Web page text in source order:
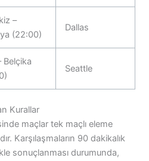
–
(22:00)
Dallas
Belçika
Seattle
Kurallar
maçlar tek maçlı eleme
Karşılaşmaların 90 dakikalık
sonuçlanması durumunda,